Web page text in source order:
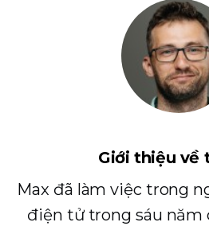
Giới thiệu về
Max đã làm việc trong
điện tử trong sáu năm